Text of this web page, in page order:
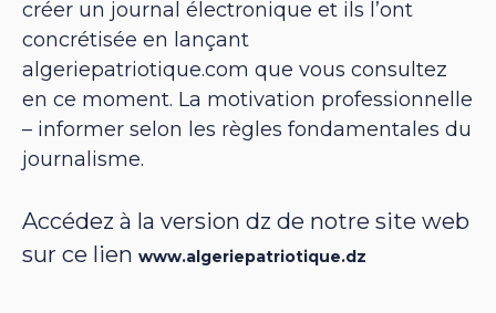
créer un journal électronique et ils l’ont
concrétisée en lançant
algeriepatriotique.com que vous consultez
en ce moment. La motivation professionnelle
– informer selon les règles fondamentales du
journalisme.
Accédez à la version dz de notre site web
sur ce lien www.algeriepatriotique.dz